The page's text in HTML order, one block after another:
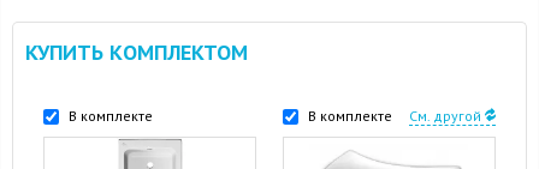
КУПИТЬ КОМПЛЕКТОМ
В комплекте В комплекте См. другой